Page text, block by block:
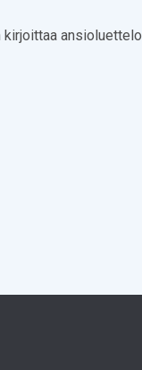
kirjoittaa ansioluettelo